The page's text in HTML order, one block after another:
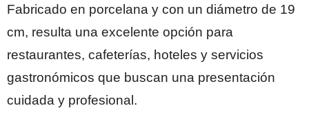
Fabricado en porcelana y con un diámetro de 19
cm, resulta una excelente opción para
restaurantes, cafeterías, hoteles y servicios
gastronómicos que buscan una presentación
cuidada y profesional.